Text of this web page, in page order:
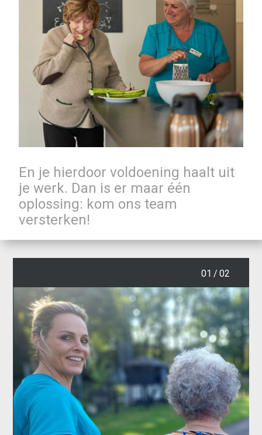
En je hierdoor voldoening haalt uit
je werk. Dan is er maar één
oplossing: kom ons team
versterken!
01 / 02